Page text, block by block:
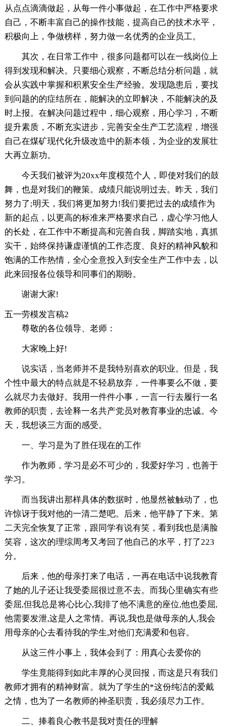
从点点滴滴做起，从每一件小事做起，在工作中严格要求
自己，不断丰富自己的操作技能，提高自己的技术水平，
积极向上，争做榜样，努力做一名优秀的企业员工。
其次，在日常工作中，很多问题都可以在一线岗位上
得到发现和解决。只要细心观察，不断总结分析问题，就
会从实践中掌握和积累安全生产经验。发现隐患后，要找
到问题的的症结所在，能解决的立即解决，不能解决的及
时上报。在解决问题过程中，细心观察，用心学习，不断
提升素质，不断充实进步，完善安全生产工艺流程，增强
自己在煤矿现代化升级改造中的新本领，为企业的发展壮
大再立新功。
今天我们被评为20xx年度模范个人，即使对我们的鼓
舞，也是对我们的鞭策。成绩只能说明过去。昨天，我们
努力了;明天，我们将更加努力!我们要把过去的成绩作为
新的起点，以更高的标准来严格要求自己，虚心学习他人
的长处，在工作中不断提高和完善自我，脚踏实地，真抓
实干，始终保持谦虚谨慎的工作态度、良好的精神风貌和
饱满的工作热情，全心全意投入到安全生产工作中去，以
此来回报各位领导和同事们的期盼。
谢谢大家!
五一劳模发言稿2
尊敬的各位领导、老师：
大家晚上好!
说实话，当老师并不是我特别喜欢的职业。但是，我
个性中最大的特点就是不轻易放弃，一件事要么不做，要
么就尽力去做好。我用一件件小事，一言一行去履行一名
教师的职责，去诠释一名共产党员对教育事业的忠诚。今
天，我想谈三方面的感受。
一、学习是为了胜任现在的工作
作为教师，学习是必不可少的，我爱好学习，也善于
学习。
而当我讲出那样具体的数据时，他显然被触动了，也
许惊讶于我对他的一清二楚吧。后来，他平静了下来。第
二天完全恢复了正常，跟同学有说有笑，看到我也是满脸
笑容，这次的理综周考又考回了他自己的水平，打了223
分。
后来，他的母亲打来了电话，一再在电话中说我教育
了她的儿子还让我受委屈很过意不去。而我心里确实有些
委屈,但我总是将心比心,我排了他不满意的座位,他也委屈,
他需要发泄,这是人之常情。再说,我也是做母亲的人,我会
用母亲的心去看待我的学生,对他们充满爱和包容。
从这三件小事上，我体会到了：用真心去爱你的
学生竟能得到如此丰厚的心灵回报，而这是只有我们
教师才拥有的精神财富。就为了学生的*这份纯洁的爱戴
之情，也为了一名教师的神圣职责，我必须尽力工作。
二、捧着良心教书是我对责任的理解